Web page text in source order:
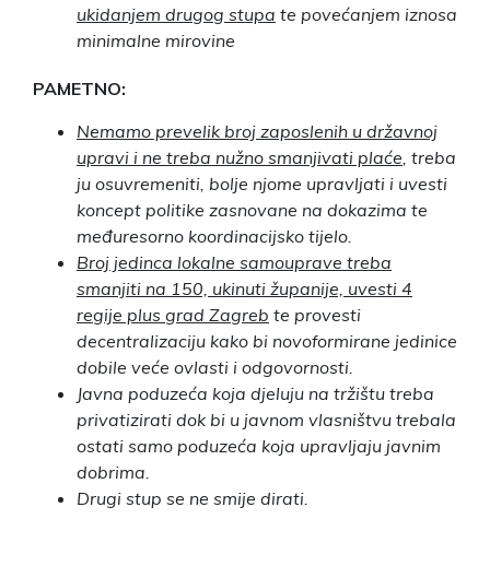
ukidanjem drugog stupa te povećanjem iznosa
minimalne mirovine
PAMETNO:
Nemamo prevelik broj zaposlenih u državnoj
upravi i ne treba nužno smanjivati plaće , treba
ju osuvremeniti, bolje njome upravljati i uvesti
koncept politike zasnovane na dokazima te
međuresorno koordinacijsko tijelo.
Broj jedinca lokalne samouprave treba
smanjiti na 150, ukinuti županije, uvesti 4
regije plus grad Zagreb te provesti
decentralizaciju kako bi novoformirane jedinice
dobile veće ovlasti i odgovornosti.
Javna poduzeća koja djeluju na tržištu treba
privatizirati dok bi u javnom vlasništvu trebala
ostati samo poduzeća koja upravljaju javnim
dobrima.
Drugi stup se ne smije dirati.